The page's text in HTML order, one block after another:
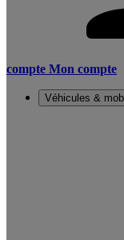
compte Mon compte
Véhicules &